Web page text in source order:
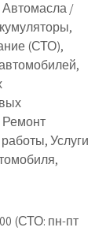
Автомасла /
(СТО),
Ремонт
Услуги
(СТО: пн-пт